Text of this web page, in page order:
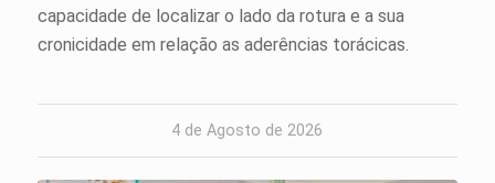
capacidade de localizar o lado da rotura e a sua
cronicidade em relação as aderências torácicas.
4 de Agosto de 2026